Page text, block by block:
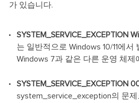
가 있습니다.
SYSTEM_SERVICE_EXCEPTION
는 일반적으로 Windows 10/11에서
Windows 7과 같은 다른 운영 체제
system_service_exception의 문